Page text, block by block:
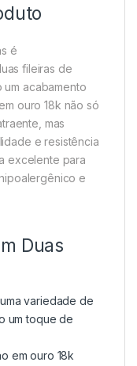
é
fileiras de
acabamento
ouro 18k não só
mas
e resistência
excelente para
e
Duas
variedade de
um toque de
em ouro 18k